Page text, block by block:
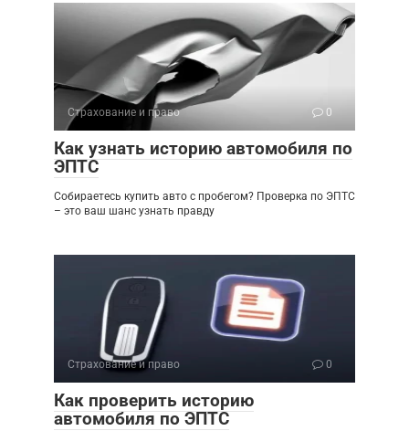
Страхование и право 0
Как узнать историю автомобиля по
ЭПТС
Собираетесь купить авто с пробегом? Проверка по ЭПТС
– это ваш шанс узнать правду
Страхование и право 0
Как проверить историю
автомобиля по ЭПТС